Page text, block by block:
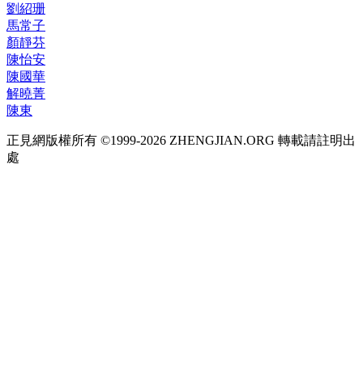
劉紹珊
馬常子
顏靜芬
陳怡安
陳國華
解曉菁
陳東
正見網版權所有 ©1999-2026 ZHENGJIAN.ORG 轉載請註明出
處